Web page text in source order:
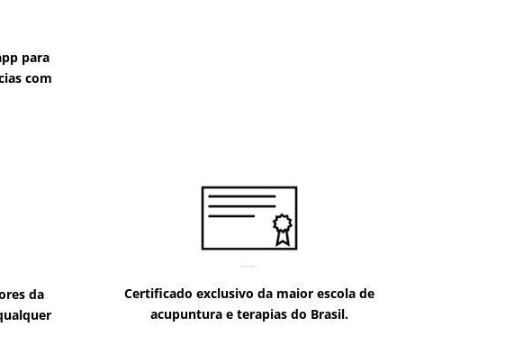
para
com
da
Certificado exclusivo da maior escola de
acupuntura e terapias do Brasil.